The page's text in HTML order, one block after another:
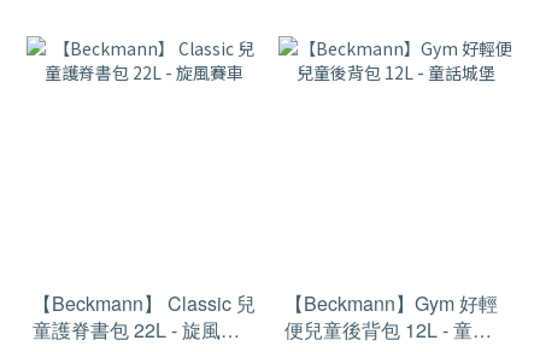
【Beckmann】 Classic 兒
童護脊書包 22L - 旋風賽
【Beckmann】Gym 好輕
便兒童後背包 12L - 童話